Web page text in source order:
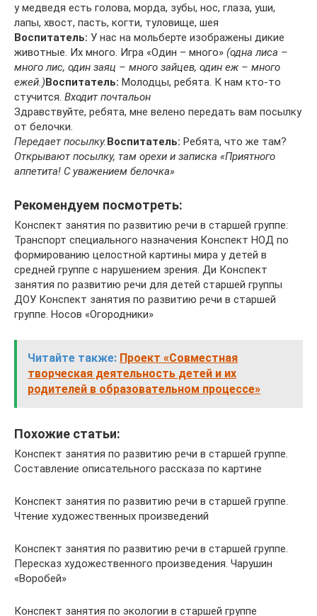
у медведя есть голова, морда, зубы, нос, глаза, уши,
лапы, хвост, пасть, когти, туловище, шея
Воспитатель: У нас на мольберте изображены дикие
животные. Их много. Игра «Один – много» (одна лиса –
много лис, один заяц – много зайцев, один еж – много
ежей.)Воспитатель: Молодцы, ребята. К нам кто-то
стучится. Входит почтальон
Здравствуйте, ребята, мне велено передать вам посылку
от белочки.
Передает посылку.Воспитатель: Ребята, что же там?
Открывают посылку, там орехи и записка «Приятного
аппетита! С уважением белочка»
Рекомендуем посмотреть:
Конспект занятия по развитию речи в старшей группе:
Транспорт специального назначения Конспект НОД по
формированию целостной картины мира у детей в
средней группе с нарушением зрения. Ди Конспект
занятия по развитию речи для детей старшей группы
ДОУ Конспект занятия по развитию речи в старшей
группе. Носов «Огородники»
Читайте также: Проект «Совместная
творческая деятельность детей и их
родителей в образовательном процессе»
Похожие статьи:
Конспект занятия по развитию речи в старшей группе.
Составление описательного рассказа по картине
Конспект занятия по развитию речи в старшей группе.
Чтение художественных произведений
Конспект занятия по развитию речи в старшей группе.
Пересказ художественного произведения. Чарушин
«Воробей»
Конспект занятия по экологии в старшей группе